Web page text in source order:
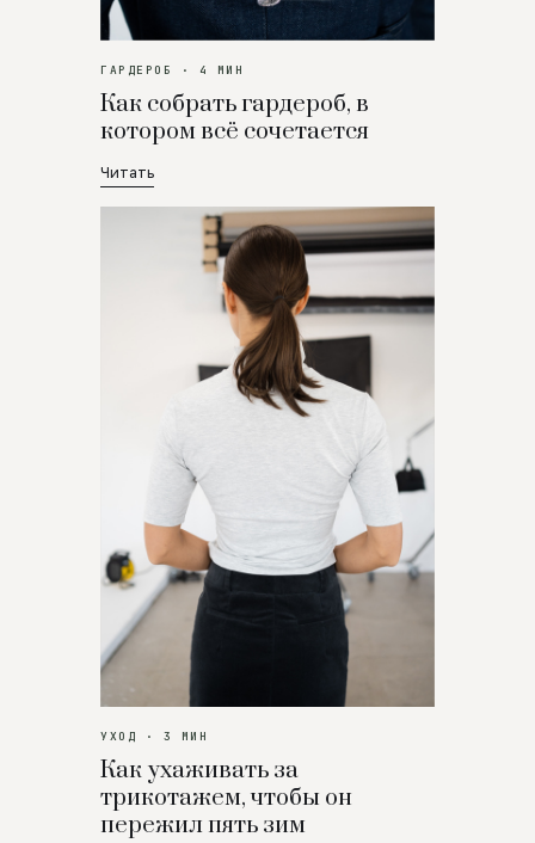
ГАРДЕРОБ · 4 МИН
Как собрать гардероб, в
котором всё сочетается
Читать
УХОД · 3 МИН
Как ухаживать за
трикотажем, чтобы он
пережил пять зим